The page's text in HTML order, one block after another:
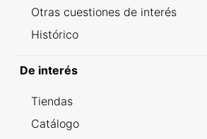
Otras cuestiones de interés
Histórico
De interés
Tiendas
Catálogo